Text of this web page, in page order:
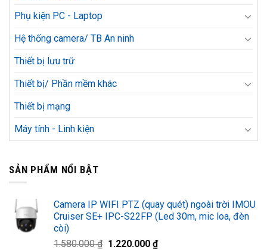
Phụ kiện PC - Laptop
Hệ thống camera/ TB An ninh
Thiết bị lưu trữ
Thiết bị/ Phần mềm khác
Thiết bị mạng
Máy tính - Linh kiện
SẢN PHẨM NỔI BẬT
Camera IP WIFI PTZ (quay quét) ngoài trời IMOU
Cruiser SE+ IPC-S22FP (Led 30m, mic loa, đèn
còi)
1.580.000₫ Giá
1.220.000 ₫Giá